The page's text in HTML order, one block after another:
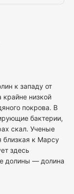
к западу от
низкой
покрова. В
бактерии,
скал. Ученые
близкая к Марсу
здесь
долины — долина